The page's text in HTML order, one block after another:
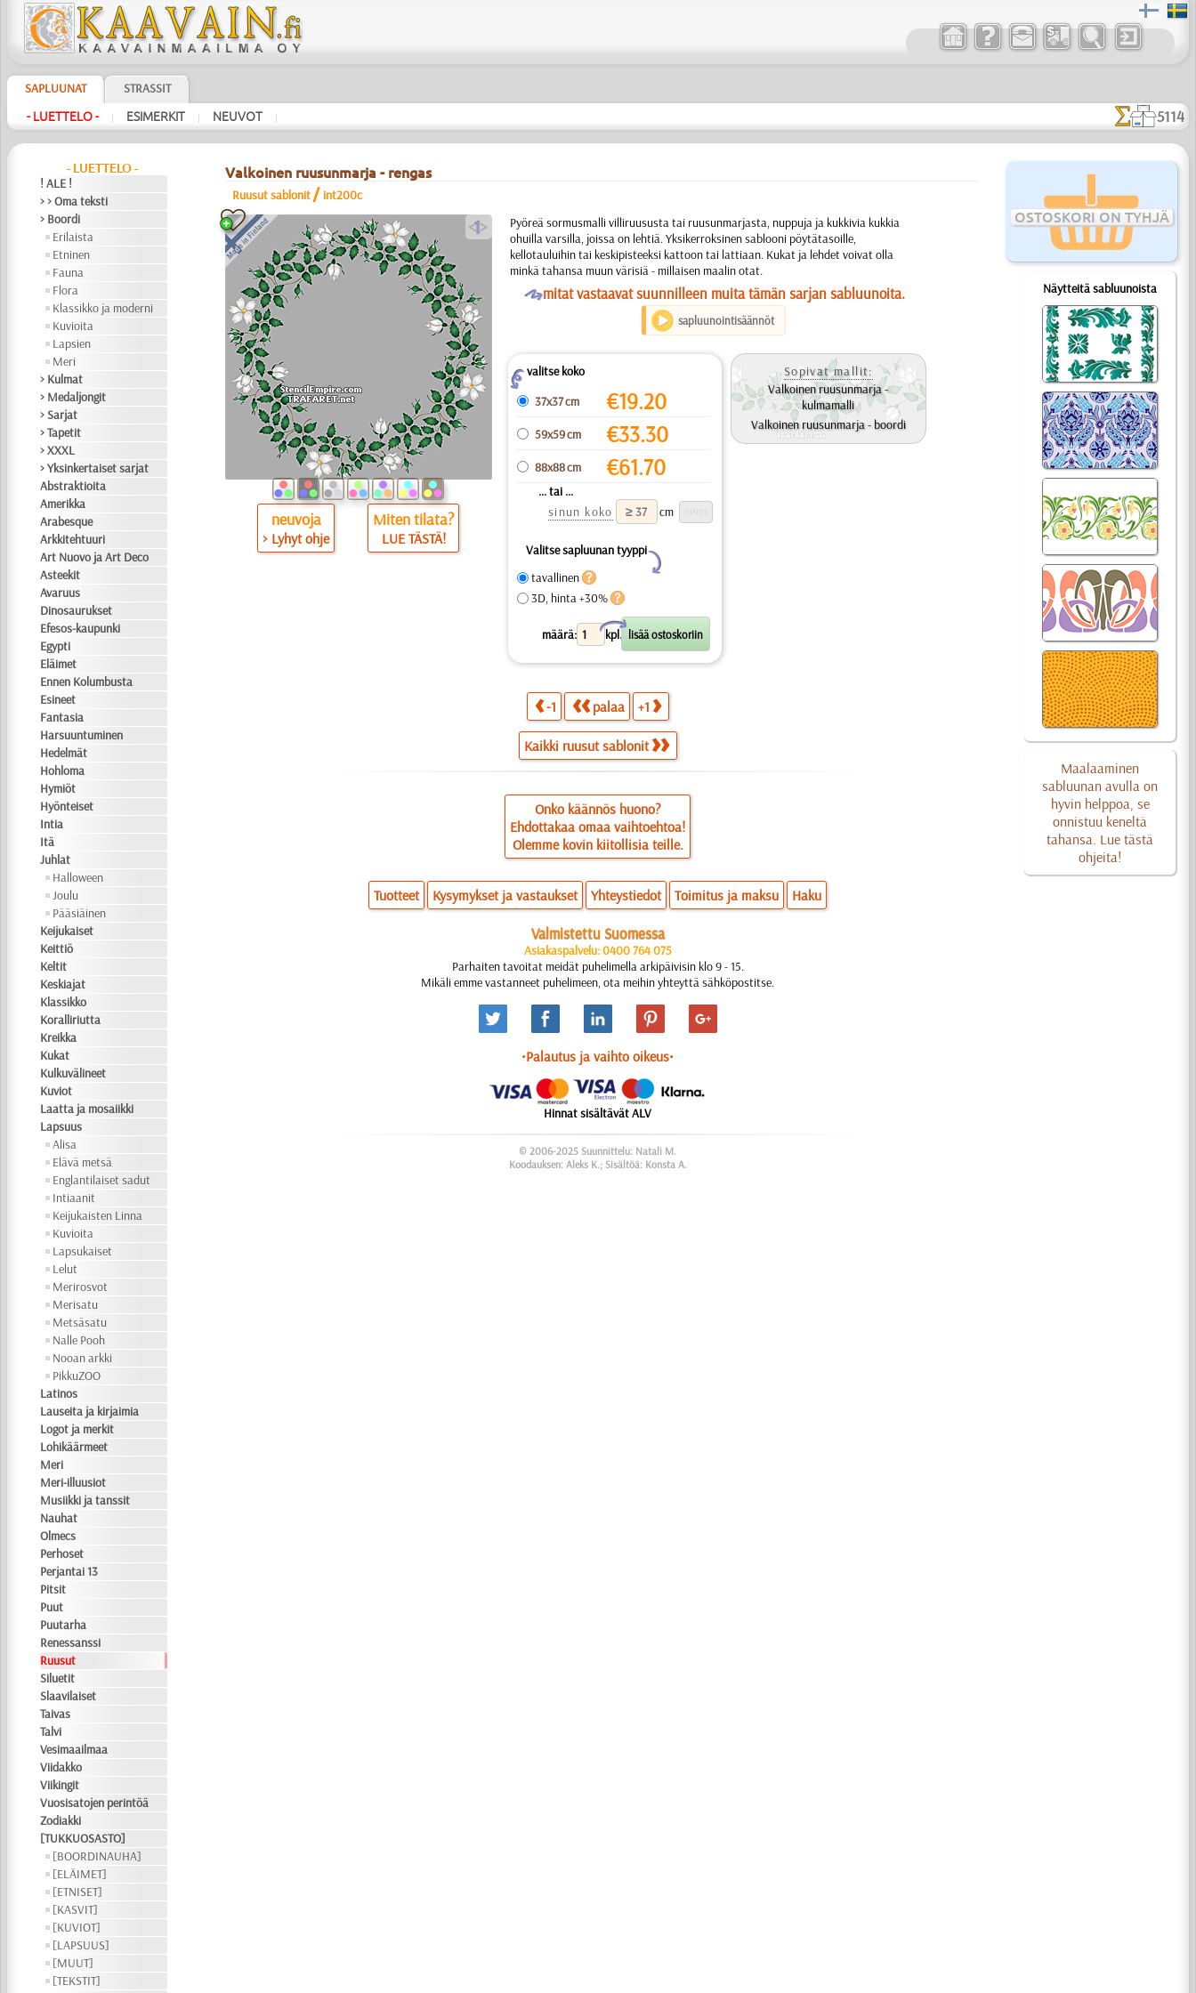
SAPLUUNAT STRASSIT
- LUETTELO - | ESIMERKIT | NEUVOT | 5114
- LUETTELO -
! ALE !
> > Oma teksti
> Boordi
Erilaista
Etninen
Fauna
Flora
Klassikko ja moderni
Kuvioita
Lapsien
Meri
> Kulmat
> Medaljongit
> Sarjat
> Tapetit
> XXXL
> Yksinkertaiset sarjat
Abstraktioita
Amerikka
Arabesque
Arkkitehtuuri
Art Nuovo ja Art Deco
Asteekit
Avaruus
Dinosaurukset
Efesos-kaupunki
Egypti
Eläimet
Ennen Kolumbusta
Esineet
Fantasia
Harsuuntuminen
Hedelmät
Hohloma
Hymiöt
Hyönteiset
Intia
Itä
Juhlat
Halloween
Joulu
Pääsiäinen
Keijukaiset
Keittiö
Keltit
Keskiajat
Klassikko
Koralliriutta
Kreikka
Kukat
Kulkuvälineet
Kuviot
Laatta ja mosaiikki
Lapsuus
Alisa
Elävä metsä
Englantilaiset sadut
Intiaanit
Keijukaisten Linna
Kuvioita
Lapsukaiset
Lelut
Merirosvot
Merisatu
Metsäsatu
Nalle Pooh
Nooan arkki
PikkuZOO
Latinos
Lauseita ja kirjaimia
Logot ja merkit
Lohikäärmeet
Meri
Meri-illuusiot
Musiikki ja tanssit
Nauhat
Olmecs
Perhoset
Perjantai 13
Pitsit
Puut
Puutarha
Renessanssi
Ruusut
Siluetit
Slaavilaiset
Taivas
Talvi
Vesimaailmaa
Viidakko
Viikingit
Vuosisatojen perintöä
Zodiakki
[TUKKUOSASTO]
[BOORDINAUHA]
[ELÄIMET]
[ETNISET]
[KASVIT]
[KUVIOT]
[LAPSUUS]
[MUUT]
[TEKSTIT]
OSTOSKORI ON TYHJÄ
Näytteitä sabluunoista
Maalaaminen
sabluunan avulla on
hyvin helppoa, se
onnistuu keneltä
tahansa. Lue tästä
ohjeita!
Valkoinen ruusunmarja - rengas
Ruusut sablonit / int200c
a
neuvoja
> Lyhyt ohje
Miten tilata?
LUE TÄSTÄ!
Pyöreä sormusmalli villiruususta tai ruusunmarjasta, nuppuja ja kukkivia kukkia
ohuilla varsilla, joissa on lehtiä. Yksikerroksinen sablooni pöytätasoille,
kellotauluihin tai keskipisteeksi kattoon tai lattiaan. Kukat ja lehdet voivat olla
minkä tahansa muun värisiä - millaisen maalin otat.
Omitat vastaavat suunnilleen muita tämän sarjan sabluunoita.
sapluunointisäännöt
Zvalitse koko
37x37 cm
€19.20
59x59 cm €33.30
88x88 cm €61.70
... tai ...
sinun koko
cm
Valitse sapluunan tyyppi
Y
tavallinen
3D, hinta +30%
määrä: kpl.
X
Sopivat mallit:
Valkoinen ruusunmarja -
kulmamalli
Valkoinen ruusunmarja - boordi
-1 palaa +1
Kaikki ruusut sablonit
Onko käännös huono?
Ehdottakaa omaa vaihtoehtoa!
Olemme kovin kiitollisia teille.
Tuotteet Kysymykset ja vastaukset Yhteystiedot Toimitus ja maksu Haku
Valmistettu Suomessa
Asiakaspalvelu: 0400 764 075
Parhaiten tavoitat meidät puhelimella arkipäivisin klo 9 - 15.
Mikäli emme vastanneet puhelimeen, ota meihin yhteyttä sähköpostitse.
•Palautus ja vaihto oikeus•
Hinnat sisältävät ALV
© 2006-2025 Suunnittelu: Natali M.
Koodauksen: Aleks K.; Sisältöä: Konsta A.